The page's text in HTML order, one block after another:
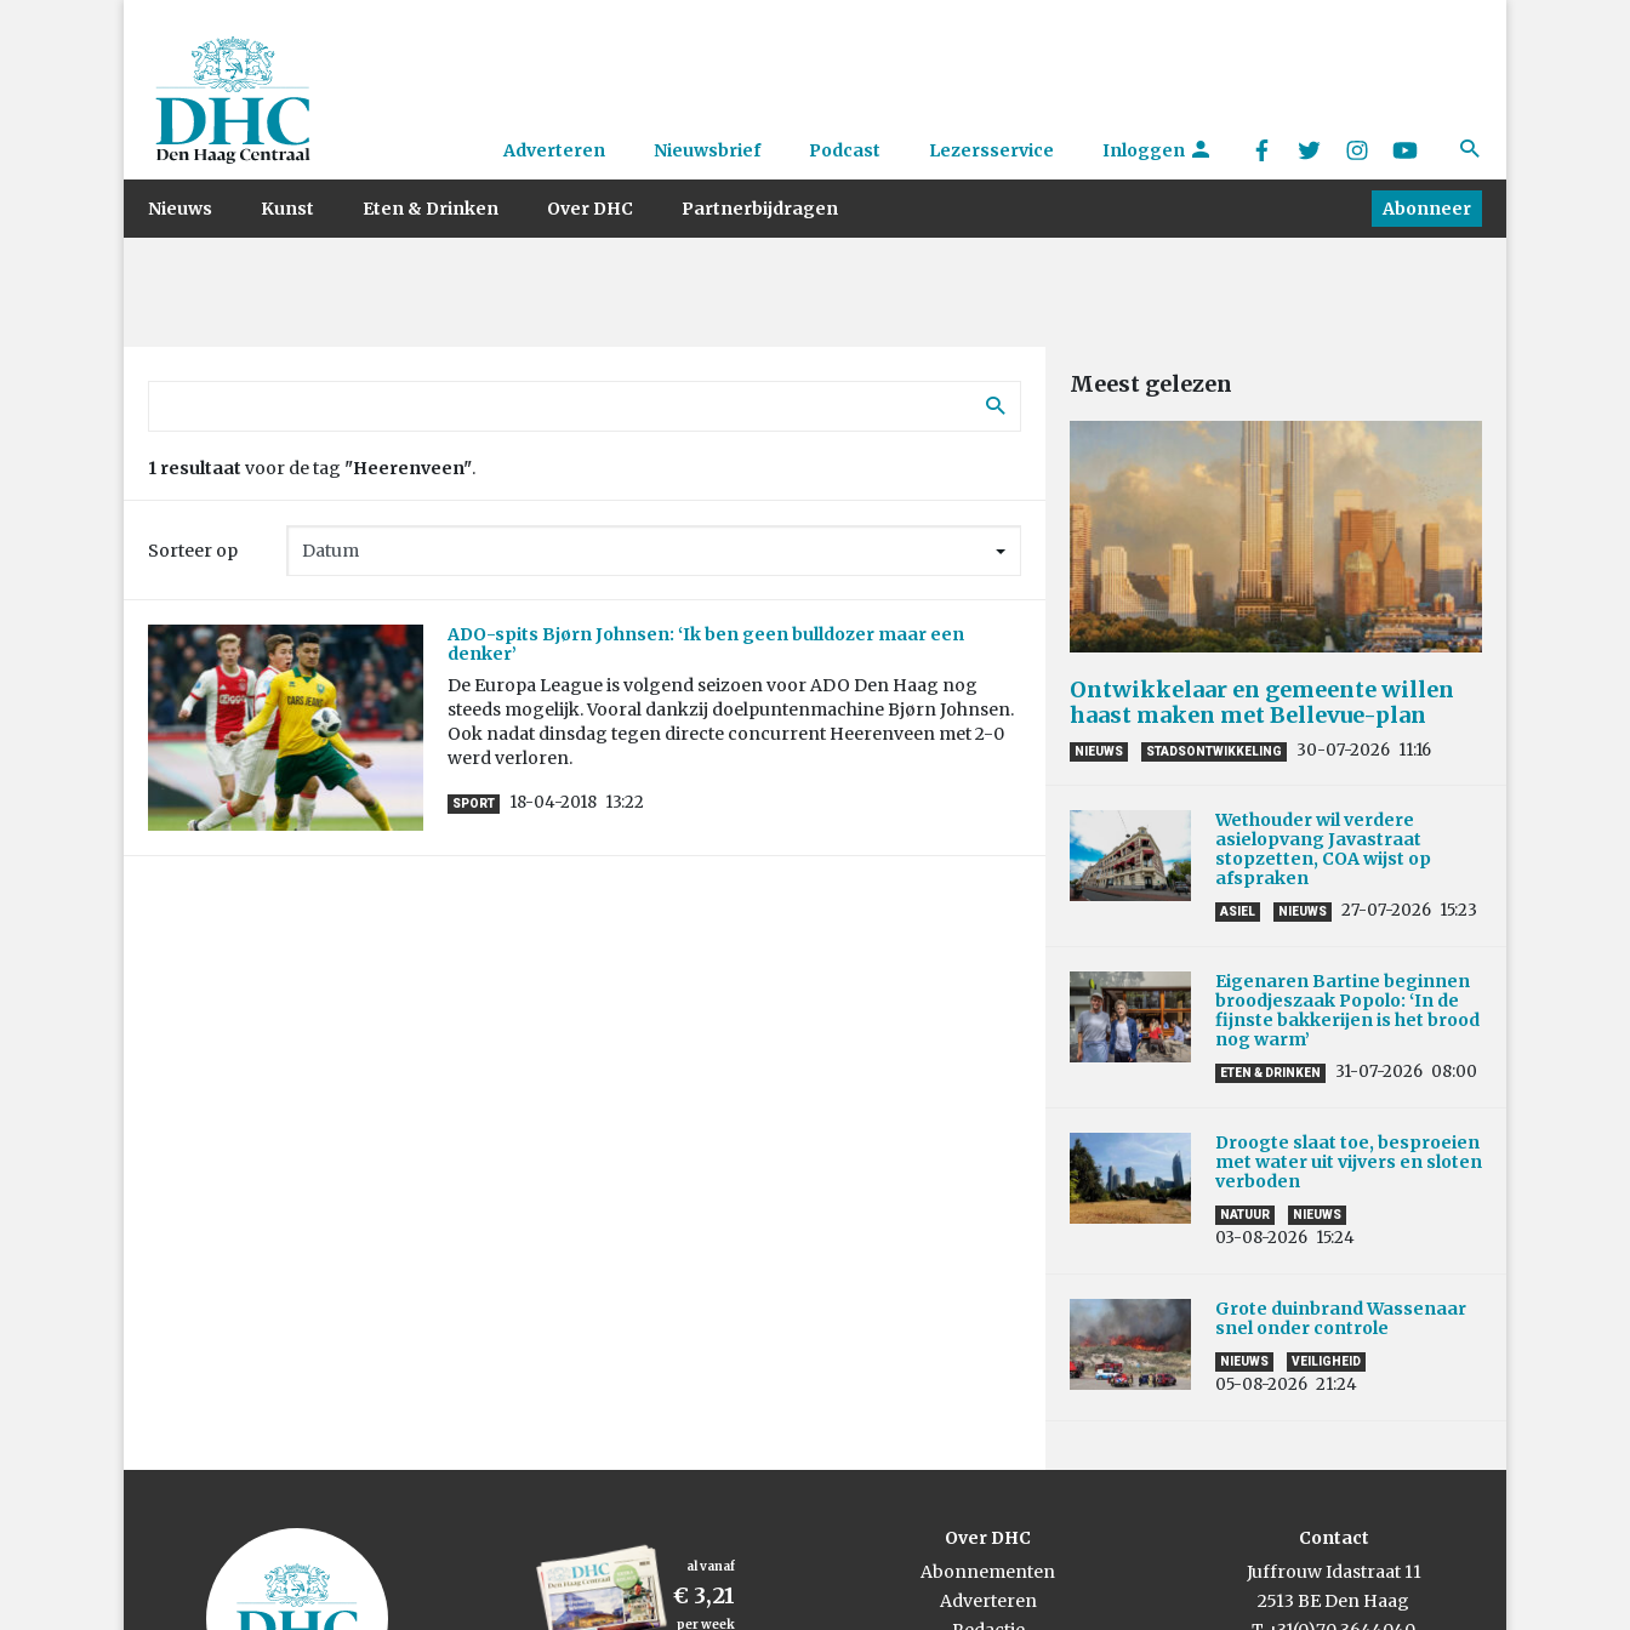
Adverteren Nieuwsbrief Podcast Lezersservice Inloggen
Nieuws Kunst Eten & Drinken Over DHC Partnerbijdragen Abonneer
1 resultaat voor de tag "Heerenveen".
Sorteer op
ADO-spits Bjørn Johnsen: ‘Ik ben geen bulldozer maar een
denker’
De Europa League is volgend seizoen voor ADO Den Haag nog
steeds mogelijk. Vooral dankzij doelpuntenmachine Bjørn Johnsen.
Ook nadat dinsdag tegen directe concurrent Heerenveen met 2-0
werd verloren.
SPORT 18-04-2018 13:22
Meest gelezen
Ontwikkelaar en gemeente willen
haast maken met Bellevue-plan
NIEUWS STADSONTWIKKELING 30-07-2026 11:16
Wethouder wil verdere
asielopvang Javastraat
stopzetten, COA wijst op
afspraken
ASIEL NIEUWS 27-07-2026 15:23
Eigenaren Bartine beginnen
broodjeszaak Popolo: ‘In de
fijnste bakkerijen is het brood
nog warm’
ETEN & DRINKEN 31-07-2026 08:00
Droogte slaat toe, besproeien
met water uit vijvers en sloten
verboden
NATUUR NIEUWS
03-08-2026 15:24
Grote duinbrand Wassenaar
snel onder controle
NIEUWS VEILIGHEID
05-08-2026 21:24
al vanaf
€ 3,21
per week
Over DHC
Abonnementen
Adverteren
Contact
Juffrouw Idastraat 11
2513 BE Den Haag